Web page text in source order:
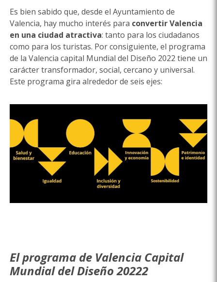
Es bien sabido que, desde el Ayuntamiento de
Valencia, hay mucho interés para convertir Valencia
en una ciudad atractiva: tanto para los ciudadanos
como para los turistas. Por consiguiente, el programa
de la Valencia capital Mundial del Diseño 2022 tiene un
carácter transformador, social, cercano y universal.
Este programa gira alrededor de seis ejes:
El programa de Valencia Capital
Mundial del Diseño 20222